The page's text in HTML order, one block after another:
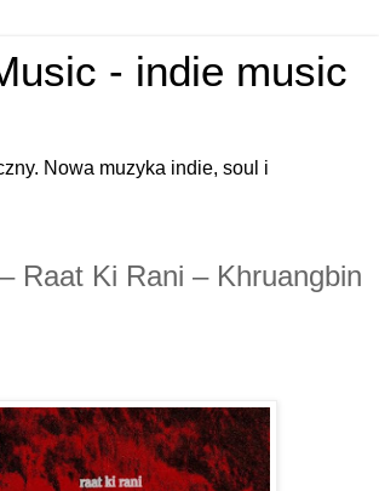
- indie music
Nowa muzyka indie, soul i
Raat Ki Rani – Khruangbin